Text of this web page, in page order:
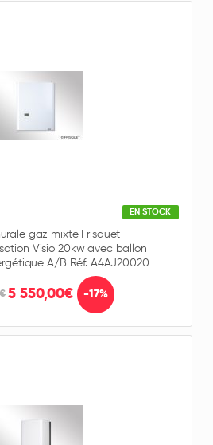
EN STOCK
gaz mixte Frisquet
Visio 20kw avec ballon
A/B Réf. A4AJ20020
5 550,00€ -17%